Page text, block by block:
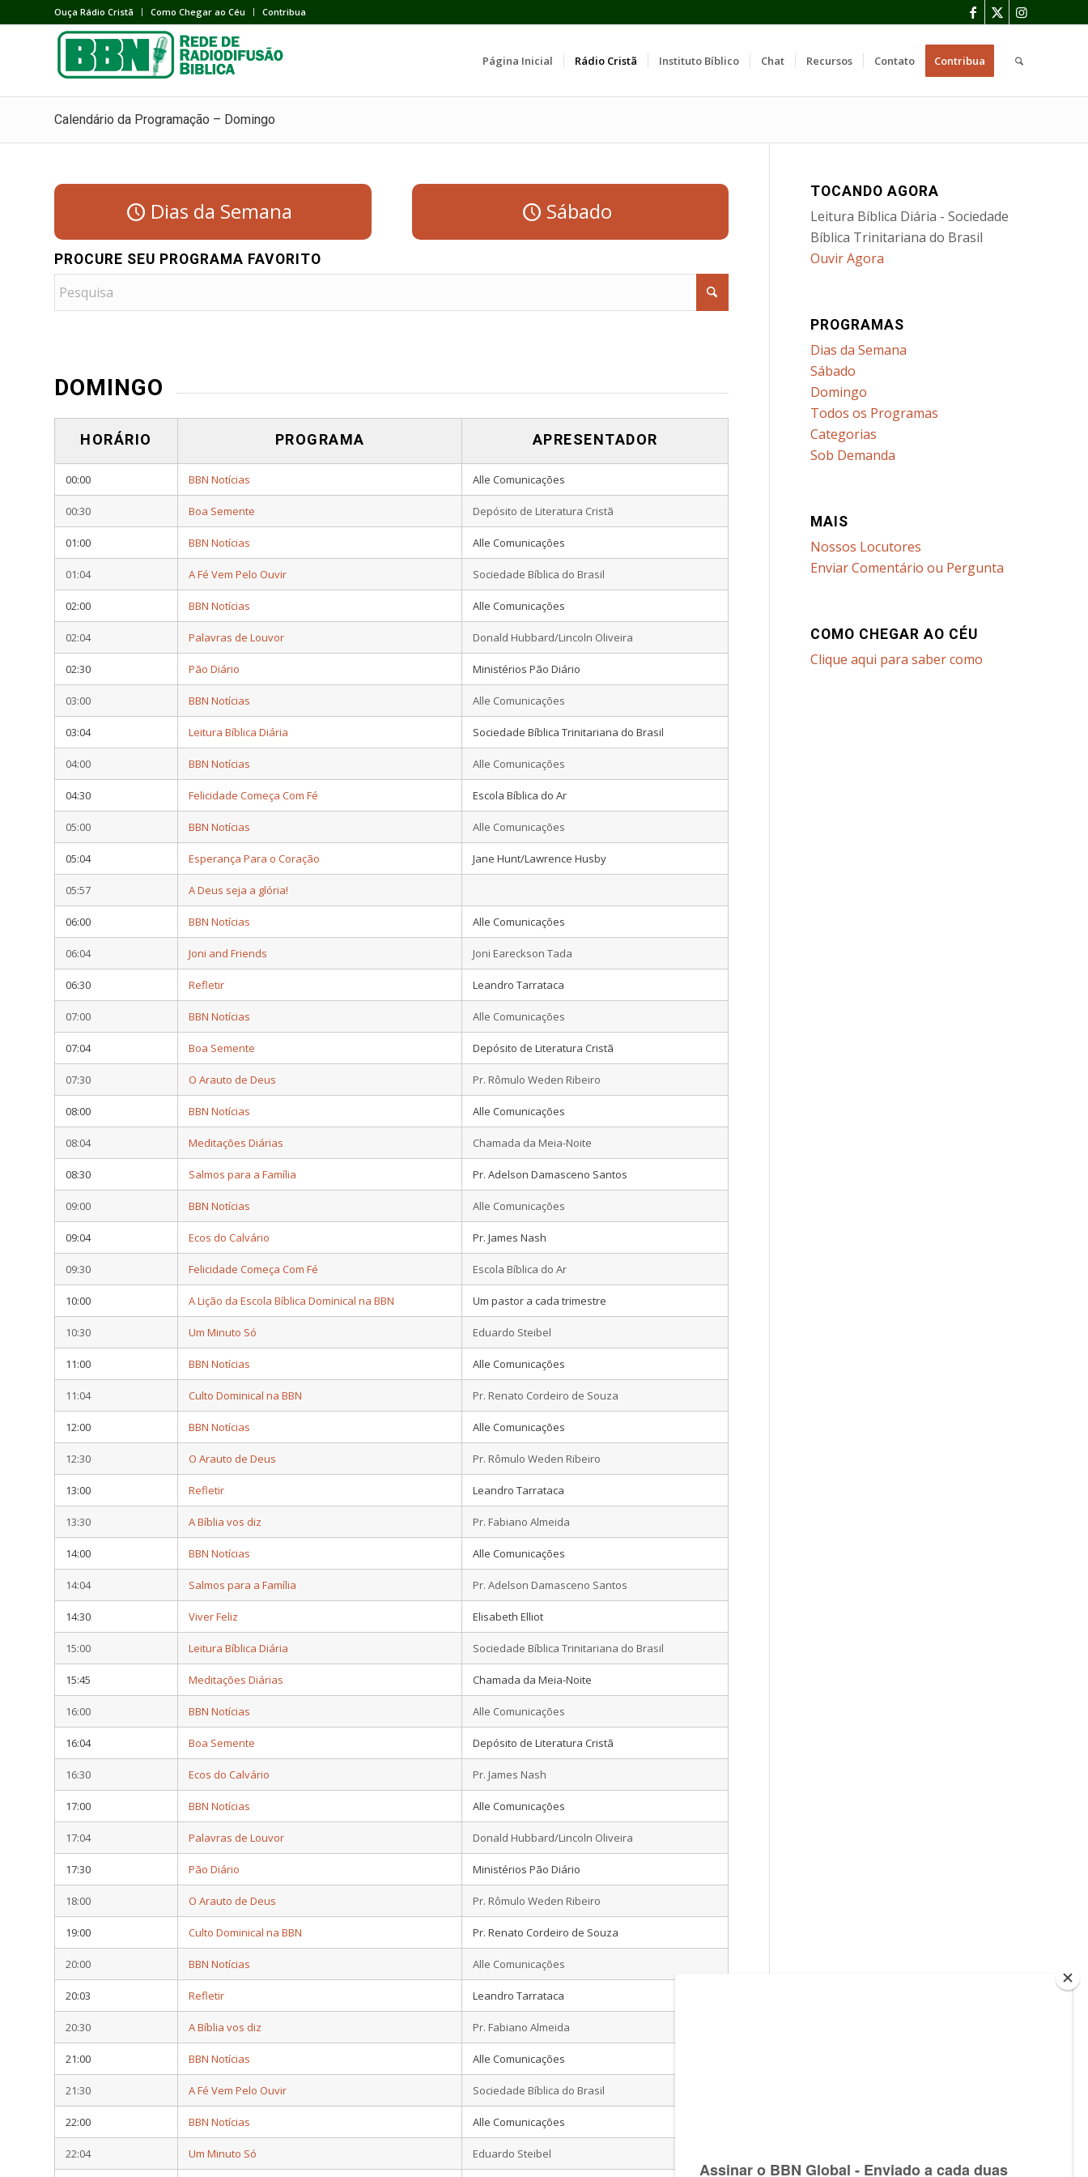
Ouça Rádio Cristã Como Chegar ao Céu Contribua
Página Inicial Rádio Cristã Instituto Bíblico Chat Recursos Contato Contribua
Calendário da Programação – Domingo
Dias da Semana Sábado
PROCURE SEU PROGRAMA FAVORITO
DOMINGO
HORÁRIO PROGRAMA APRESENTADOR
00:00 BBN Notícias Alle Comunicações
00:30 Boa Semente Depósito de Literatura Cristã
01:00 BBN Notícias Alle Comunicações
01:04 A Fé Vem Pelo Ouvir Sociedade Bíblica do Brasil
02:00 BBN Notícias Alle Comunicações
02:04 Palavras de Louvor Donald Hubbard/Lincoln Oliveira
02:30 Pão Diário Ministérios Pão Diário
03:00 BBN Notícias Alle Comunicações
03:04 Leitura Bíblica Diária Sociedade Bíblica Trinitariana do Brasil
04:00 BBN Notícias Alle Comunicações
04:30 Felicidade Começa Com Fé Escola Bíblica do Ar
05:00 BBN Notícias Alle Comunicações
05:04 Esperança Para o Coração Jane Hunt/Lawrence Husby
05:57 A Deus seja a glória!
06:00 BBN Notícias Alle Comunicações
06:04 Joni and Friends Joni Eareckson Tada
06:30 Refletir Leandro Tarrataca
07:00 BBN Notícias Alle Comunicações
07:04 Boa Semente Depósito de Literatura Cristã
07:30 O Arauto de Deus Pr. Rômulo Weden Ribeiro
08:00 BBN Notícias Alle Comunicações
08:04 Meditações Diárias Chamada da Meia-Noite
08:30 Salmos para a Família Pr. Adelson Damasceno Santos
09:00 BBN Notícias Alle Comunicações
09:04 Ecos do Calvário Pr. James Nash
09:30 Felicidade Começa Com Fé Escola Bíblica do Ar
10:00 A Lição da Escola Bíblica Dominical na BBN Um pastor a cada trimestre
10:30 Um Minuto Só Eduardo Steibel
11:00 BBN Notícias Alle Comunicações
11:04 Culto Dominical na BBN Pr. Renato Cordeiro de Souza
12:00 BBN Notícias Alle Comunicações
12:30 O Arauto de Deus Pr. Rômulo Weden Ribeiro
13:00 Refletir Leandro Tarrataca
13:30 A Bíblia vos diz Pr. Fabiano Almeida
14:00 BBN Notícias Alle Comunicações
14:04 Salmos para a Família Pr. Adelson Damasceno Santos
14:30 Viver Feliz Elisabeth Elliot
15:00 Leitura Bíblica Diária Sociedade Bíblica Trinitariana do Brasil
15:45 Meditações Diárias Chamada da Meia-Noite
16:00 BBN Notícias Alle Comunicações
16:04 Boa Semente Depósito de Literatura Cristã
16:30 Ecos do Calvário Pr. James Nash
17:00 BBN Notícias Alle Comunicações
17:04 Palavras de Louvor Donald Hubbard/Lincoln Oliveira
17:30 Pão Diário Ministérios Pão Diário
18:00 O Arauto de Deus Pr. Rômulo Weden Ribeiro
19:00 Culto Dominical na BBN Pr. Renato Cordeiro de Souza
20:00 BBN Notícias Alle Comunicações
20:03 Refletir Leandro Tarrataca
20:30 A Bíblia vos diz Pr. Fabiano Almeida
21:00 BBN Notícias Alle Comunicações
21:30 A Fé Vem Pelo Ouvir Sociedade Bíblica do Brasil
22:00 BBN Notícias Alle Comunicações
22:04 Um Minuto Só Eduardo Steibel
TOCANDO AGORA
Leitura Bíblica Diária - Sociedade
Bíblica Trinitariana do Brasil
Ouvir Agora
PROGRAMAS
Dias da Semana
Sábado
Domingo
Todos os Programas
Categorias
Sob Demanda
MAIS
Nossos Locutores
Enviar Comentário ou Pergunta
COMO CHEGAR AO CÉU
Clique aqui para saber como